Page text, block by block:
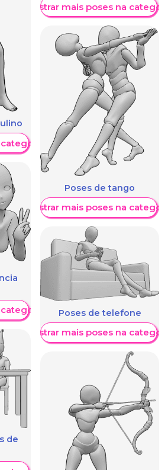
de
Mostrar mais poses na
Poses de tango
Mostrar mais poses na
Poses de telefone
Mostrar mais poses na